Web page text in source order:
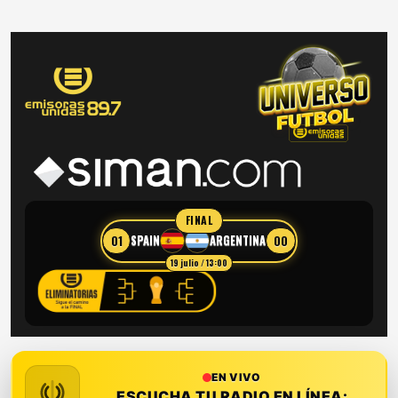
FINAL
01 SPAIN ARGENTINA 00
19 julio / 13:00
EN VIVO